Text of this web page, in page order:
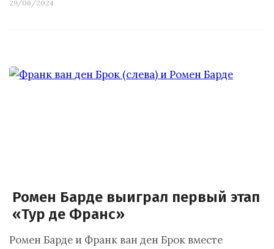
29/06/2024
Ромен Барде выиграл первый этап
«Тур де Франс»
Ромен Барде и Франк ван ден Брок вместе